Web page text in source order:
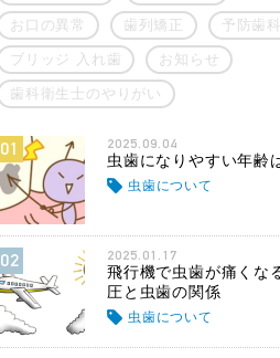
お口の異常 歯列矯正 予防歯科
ブリッジ 入れ歯 お知らせ
歯科衛生士のやりがい
01 2025.09.04
虫歯になりやすい年齢
虫歯について
02 2025.01.17
飛行機で虫歯が痛くな
圧と虫歯の関係
虫歯について